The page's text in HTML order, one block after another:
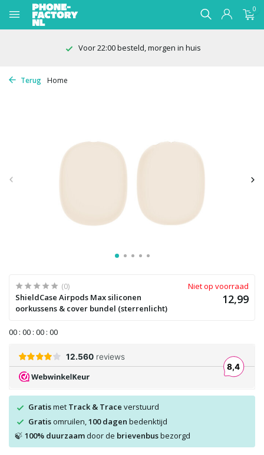
0
Voor 22:00 besteld, morgen in huis
Terug Home
(0)
ShieldCase Airpods Max siliconen
oorkussens & cover bundel (sterrenlicht)
Niet op voorraad
12,99
00 : 00 : 00 : 00
Gratismet Track & Trace verstuurd
Gratisomruilen, 100 dagen bedenktijd
🍃 100% duurzaamdoor de brievenbusbezorgd